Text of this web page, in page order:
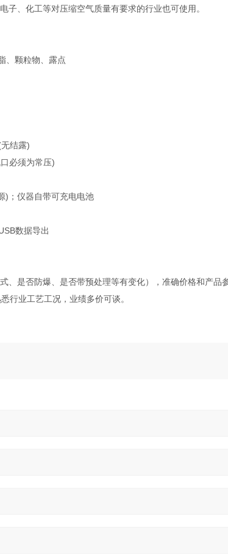
、化工等对压缩空气质量有要求的行业也可使用。
、颗粒物、露点
结露)
必须为常压)
；仪器自带可充电电池
数据导出
、是否防爆、是否带预处理等有变化），准确价格和产品
行业工艺工况，业绩多价可谈。